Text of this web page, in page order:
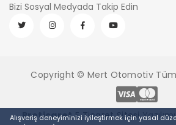
Alışveriş deneyiminizi iyileştirmek için yasal
Bizi Sosyal Medyada Takip Edin
Copyright © Mert Otomotiv Tüm
Pro ticaret E Ticaret Sitesi